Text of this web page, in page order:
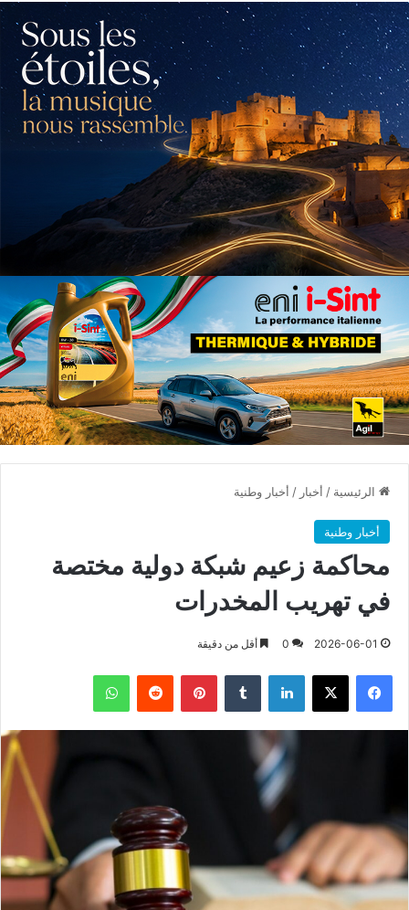
الرئيسية / أخبار / أخبار وطنية
أخبار وطنية
محاكمة زعيم شبكة دولية مختصة
في تهريب المخدرات
2026-06-01
0 أقل من دقيقة
فيسبوك X لينكدإن بينتيريست واتساب